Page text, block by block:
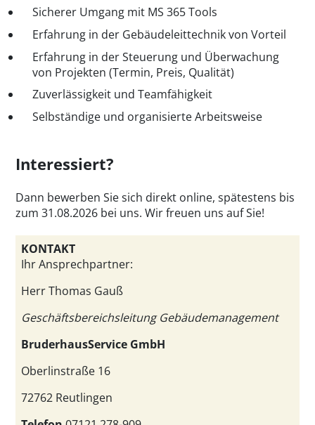
Sicherer Umgang mit MS 365 Tools
Erfahrung in der Gebäudeleittechnik von Vorteil
Erfahrung in der Steuerung und Überwachung
von Projekten (Termin, Preis, Qualität)
Zuverlässigkeit und Teamfähigkeit
Selbständige und organisierte Arbeitsweise
Interessiert?
Dann bewerben Sie sich direkt online, spätestens bis
zum 31.08.2026 bei uns. Wir freuen uns auf Sie!
KONTAKT
Ihr Ansprechpartner:
Herr Thomas Gauß
Geschäftsbereichsleitung Gebäudemanagement
BruderhausService GmbH
Oberlinstraße 16
72762 Reutlingen